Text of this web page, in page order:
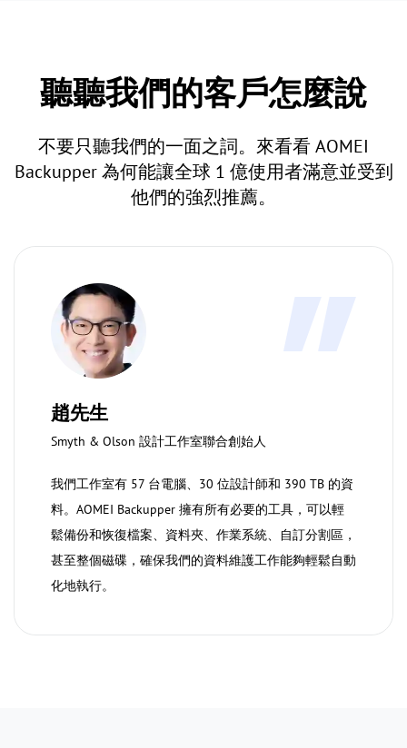
聽聽我們的客戶怎麼說
不要只聽我們的一面之詞。來看看 AOMEI
Backupper 為何能讓全球 1 億使用者滿意並受到
他們的強烈推薦。
趙先生
Smyth & Olson 設計工作室聯合創始人
我們工作室有 57 台電腦、30 位設計師和 390 TB 的資
料。AOMEI Backupper 擁有所有必要的工具，可以輕
鬆備份和恢復檔案、資料夾、作業系統、自訂分割區，
甚至整個磁碟，確保我們的資料維護工作能夠輕鬆自動
化地執行。